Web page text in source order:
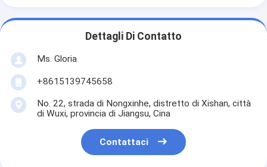
Dettagli Di Contatto
Ms. Gloria
+8615139745658
No. 22, strada di Nongxinhe, distretto di Xishan, città
di Wuxi, provincia di Jiangsu, Cina
Contattaci